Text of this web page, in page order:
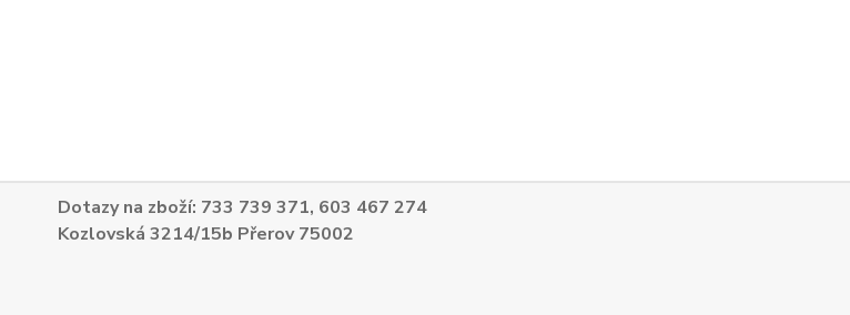
Dotazy na zboží: 733 739 371, 603 467 274
Kozlovská 3214/15b Přerov 75002